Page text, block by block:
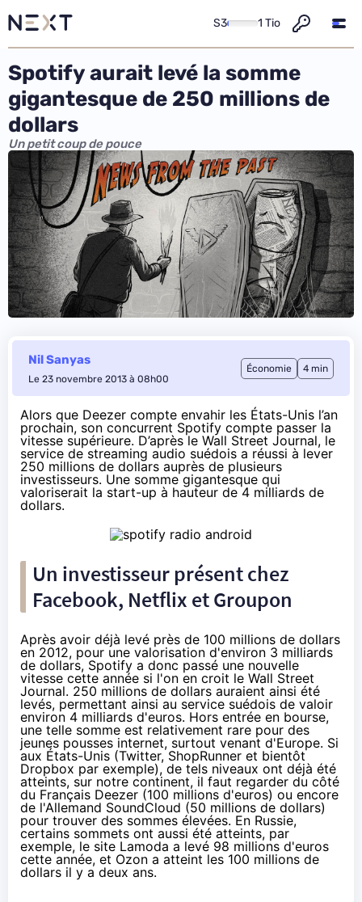
S3 1 Tio
Spotify aurait levé la somme
gigantesque de 250 millions de
dollars
Un petit coup de pouce
Nil Sanyas
Le 23 novembre 2013 à 08h00
Économie 4 min
Alors que Deezer compte envahir les États-Unis l’an
prochain, son concurrent Spotify compte passer la
vitesse supérieure. D’après le Wall Street Journal, le
service de streaming audio suédois a réussi à lever
250 millions de dollars auprès de plusieurs
investisseurs. Une somme gigantesque qui
valoriserait la start-up à hauteur de 4 milliards de
dollars.
Un investisseur présent chez
Facebook, Netflix et Groupon
Après avoir déjà levé près de 100 millions de dollars
en 2012, pour une valorisation d'environ 3 milliards
de dollars, Spotify a donc passé une nouvelle
vitesse cette année si l'on en croit le Wall Street
Journal. 250 millions de dollars auraient ainsi été
levés, permettant ainsi au service suédois de valoir
environ 4 milliards d'euros. Hors entrée en bourse,
une telle somme est relativement rare pour des
jeunes pousses internet, surtout venant d'Europe. Si
aux États-Unis (Twitter, ShopRunner et bientôt
Dropbox par exemple), de tels niveaux ont déjà été
atteints, sur notre continent, il faut regarder du côté
du Français Deezer (100 millions d'euros) ou encore
de l'Allemand SoundCloud (50 millions de dollars)
pour trouver des sommes élevées. En Russie,
certains sommets ont aussi été atteints, par
exemple, le site Lamoda a levé 98 millions d'euros
cette année, et Ozon a atteint les 100 millions de
dollars il y a deux ans.